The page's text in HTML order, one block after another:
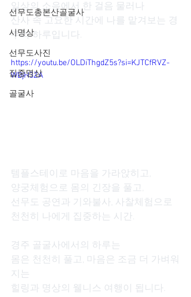
선무도총본산골굴사
시명상
선무도사진
집중명상
골굴사
일상의 소음에서 한 걸음 물러나
산사 속 고요한 시간에 나를 맡겨보는 경
주의 하루입니다.
https://youtu.be/OLDiThgdZ5s?si=KJTCfRVZ-
WBjH3ZA
템플스테이로 마음을 가라앉히고,
양궁체험으로 몸의 긴장을 풀고,
선무도 공연과 기와불사, 사찰체험으로
천천히 나에게 집중하는 시간.
경주 골굴사에서의 하루는
몸은 천천히 풀고, 마음은 조금 더 가벼워
지는
힐링과 명상의 웰니스 여행이 됩니다.